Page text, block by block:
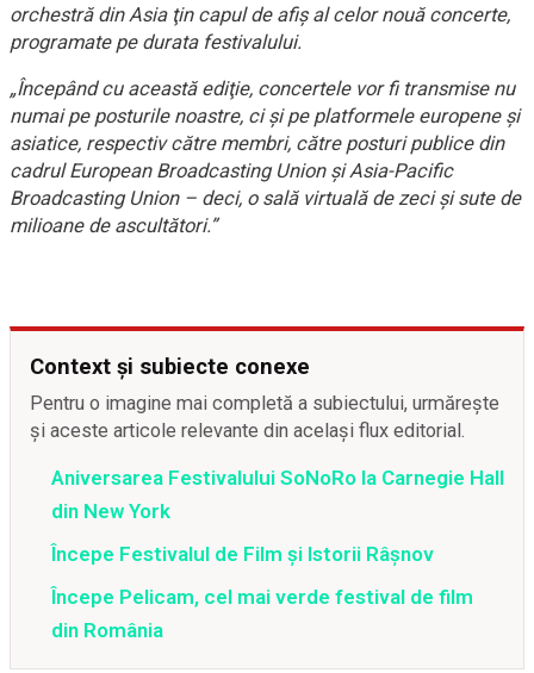
orchestră din Asia ţin capul de afiş al celor nouă concerte,
programate pe durata festivalului.
„Începând cu această ediţie, concertele vor fi transmise nu
numai pe posturile noastre, ci şi pe platformele europene şi
asiatice, respectiv către membri, către posturi publice din
cadrul European Broadcasting Union şi Asia-Pacific
Broadcasting Union – deci, o sală virtuală de zeci şi sute de
milioane de ascultători.”
Context și subiecte conexe
Pentru o imagine mai completă a subiectului, urmărește
și aceste articole relevante din același flux editorial.
Aniversarea Festivalului SoNoRo la Carnegie Hall
din New York
Începe Festivalul de Film și Istorii Râșnov
Începe Pelicam, cel mai verde festival de film
din România